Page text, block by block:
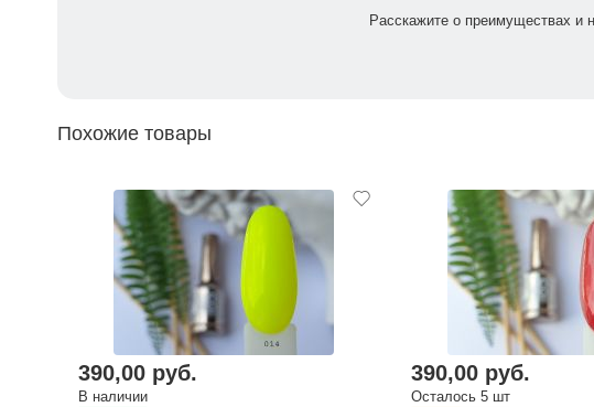
Расскажите о преимуществах и
Похожие товары
390,00 руб.
В наличии
390,00 руб.
Осталось 5 шт